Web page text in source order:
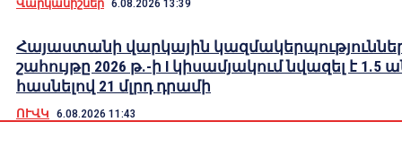
Վարկանիշներ 6.08.2026 13:39
Հայաստանի վարկային
շահույթը 2026 թ.-ի I կիսամյակում նվազել է 1.5
հասնելով 21 մլրդ դրամի
ՈՒՎԿ 6.08.2026 11:43